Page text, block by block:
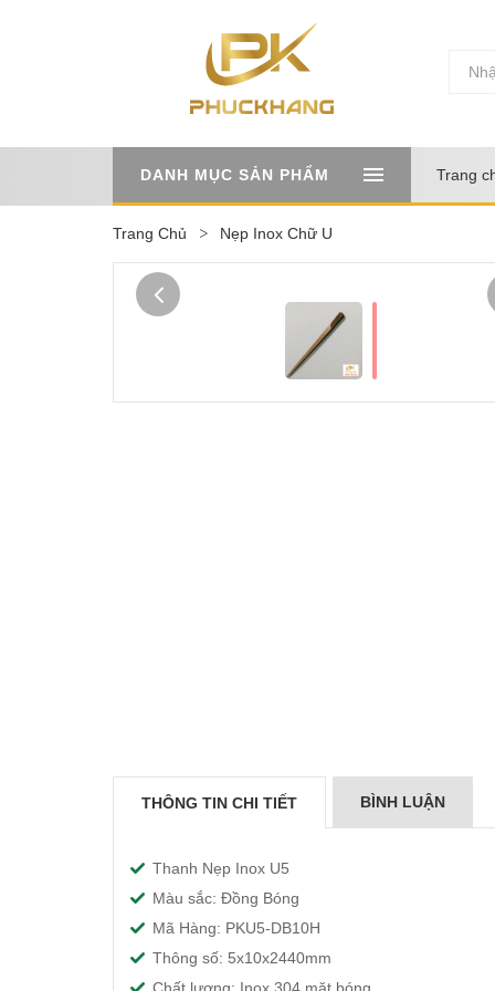
DANH MỤC SẢN PHẨM Trang
Trang Chủ Nẹp Inox Chữ U
THÔNG TIN CHI TIẾT BÌNH LUẬN
Thanh Nẹp Inox U5
Màu sắc: Đồng Bóng
Mã Hàng: PKU5-DB10H
Thông số: 5x10x2440mm
Chất lượng: Inox 304 mặt bóng
Nẹp Inox U3 Vàng